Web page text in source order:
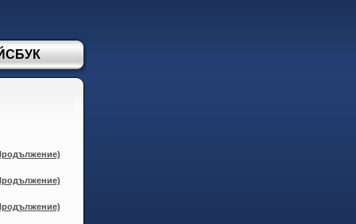
НОВО!